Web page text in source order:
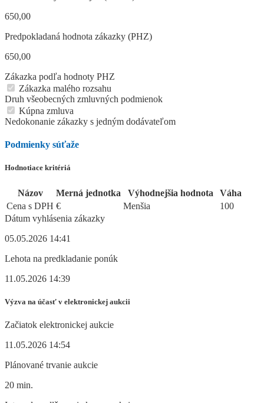
650,00
Predpokladaná hodnota zákazky (PHZ)
650,00
Zákazka podľa hodnoty PHZ
Zákazka malého rozsahu
Druh všeobecných zmluvných podmienok
Kúpna zmluva
Nedokonanie zákazky s jedným dodávateľom
Podmienky súťaže
Hodnotiace kritériá
Názov Merná jednotka Výhodnejšia hodnota
Váha
Cena s DPH € Menšia
100
Dátum vyhlásenia zákazky
05.05.2026 14:41
Lehota na predkladanie ponúk
11.05.2026 14:39
Výzva na účasť v elektronickej aukcii
Začiatok elektronickej aukcie
11.05.2026 14:54
Plánované trvanie aukcie
20 min.